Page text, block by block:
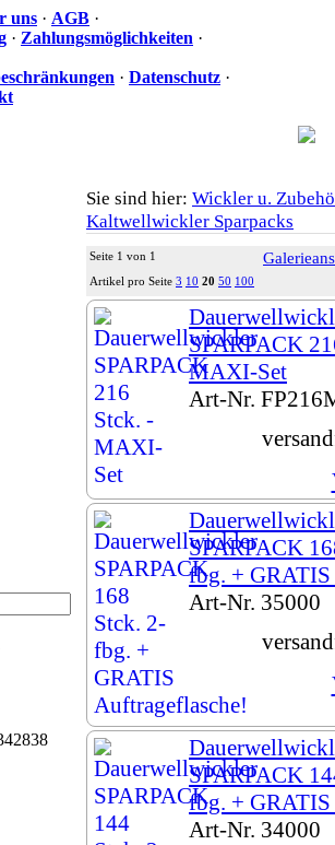
uns · AGB ·
· Zahlungsmöglichkeiten ·
· Datenschutz ·
Sie sind hier: Wickler u.
Kaltwellwickler Sparpacks
Seite 1 von 1
Artikel pro Seite 3 10 20 50 100
SPARPACK
MAXI-Set
Art-Nr.
SPARPACK
fbg. + GRATIS
Art-Nr. 35000
SPARPACK
fbg. + GRATIS
Art-Nr. 34000